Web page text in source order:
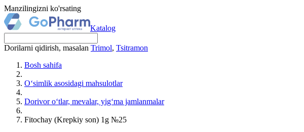
Manzilingizni ko'rsating
Katalog
Dorilarni qidirish, masalan Trimol, Tsitramon
Bosh sahifa
O‘simlik asosidagi mahsulotlar
Dorivor o‘tlar, mevalar, yig‘ma jamlanmalar
Fitochay (Krepkiy son) 1g №25